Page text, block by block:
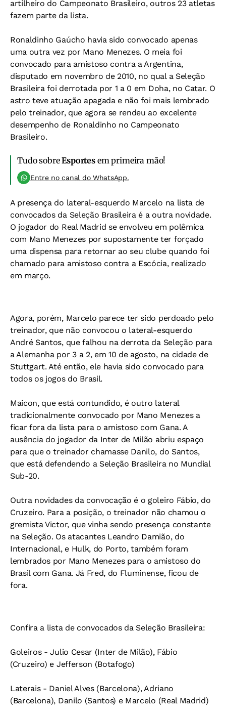
artilheiro do Campeonato Brasileiro, outros 23 atletas
fazem parte da lista.
Ronaldinho Gaúcho havia sido convocado apenas
uma outra vez por Mano Menezes. O meia foi
convocado para amistoso contra a Argentina,
disputado em novembro de 2010, no qual a Seleção
Brasileira foi derrotada por 1 a 0 em Doha, no Catar. O
astro teve atuação apagada e não foi mais lembrado
pelo treinador, que agora se rendeu ao excelente
desempenho de Ronaldinho no Campeonato
Brasileiro.
Tudo sobreEsportesem primeira mão!
Entre no canal do WhatsApp.
A presença do lateral-esquerdo Marcelo na lista de
convocados da Seleção Brasileira é a outra novidade.
O jogador do Real Madrid se envolveu em polêmica
com Mano Menezes por supostamente ter forçado
uma dispensa para retornar ao seu clube quando foi
chamado para amistoso contra a Escócia, realizado
em março.
Agora, porém, Marcelo parece ter sido perdoado pelo
treinador, que não convocou o lateral-esquerdo
André Santos, que falhou na derrota da Seleção para
a Alemanha por 3 a 2, em 10 de agosto, na cidade de
Stuttgart. Até então, ele havia sido convocado para
todos os jogos do Brasil.
Maicon, que está contundido, é outro lateral
tradicionalmente convocado por Mano Menezes a
ficar fora da lista para o amistoso com Gana. A
ausência do jogador da Inter de Milão abriu espaço
para que o treinador chamasse Danilo, do Santos,
que está defendendo a Seleção Brasileira no Mundial
Sub-20.
Outra novidades da convocação é o goleiro Fábio, do
Cruzeiro. Para a posição, o treinador não chamou o
gremista Victor, que vinha sendo presença constante
na Seleção. Os atacantes Leandro Damião, do
Internacional, e Hulk, do Porto, também foram
lembrados por Mano Menezes para o amistoso do
Brasil com Gana. Já Fred, do Fluminense, ficou de
fora.
Confira a lista de convocados da Seleção Brasileira:
Goleiros - Julio Cesar (Inter de Milão), Fábio
(Cruzeiro) e Jefferson (Botafogo)
Laterais - Daniel Alves (Barcelona), Adriano
(Barcelona), Danilo (Santos) e Marcelo (Real Madrid)